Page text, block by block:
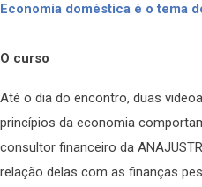
Economia doméstica é o tema
O curso
Até o dia do encontro, duas
princípios da economia
consultor financeiro da
relação delas com as finanças